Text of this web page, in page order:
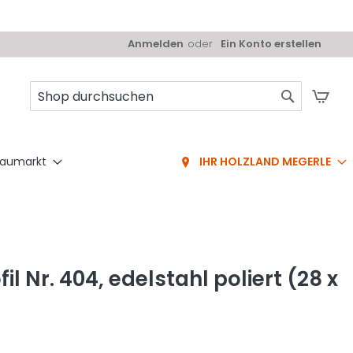
Anmelden Ein Konto erstellen
IHR HOLZLAND MEGERLE
Nr. 404, edelstahl poliert (28 x